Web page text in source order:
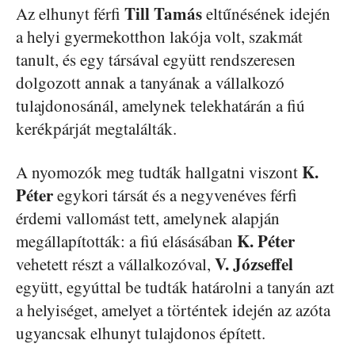
Az elhunyt férfi Till Tamáseltűnésének idején
a helyi gyermekotthon lakója volt, szakmát
tanult, és egy társával együtt rendszeresen
dolgozott annak a tanyának a vállalkozó
tulajdonosánál, amelynek telekhatárán a fiú
kerékpárját megtalálták.
A nyomozók meg tudták hallgatni viszontK.
Péteregykori társát és a negyvenéves férfi
érdemi vallomást tett, amelynek alapján
megállapították: a fiú elásásában K. Péter
vehetett részt a vállalkozóval, V. Józseffel
együtt, egyúttal be tudták határolni a tanyán azt
a helyiséget, amelyet a történtek idején az azóta
ugyancsak elhunyt tulajdonos épített.